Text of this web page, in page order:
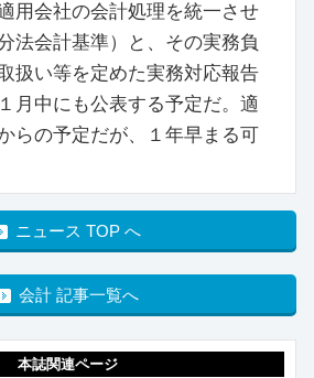
用会社の会計処理を統一させ
法会計基準）と、その実務負
扱い等を定めた実務対応報告
月中にも公表する予定だ。適
らの予定だが、１年早まる可
ニュース TOP へ
会計 記事一覧へ
本誌関連ページ